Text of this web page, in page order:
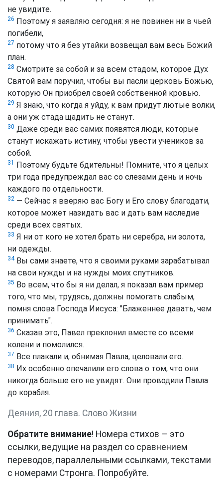
не увидите.
26 Поэтому я заявляю сегодня: я не повинен ни в чьей
погибели,
27 потому что я без утайки возвещал вам весь Божий
план.
28 Смотрите за собой и за всем стадом, которое Дух
Святой вам поручил, чтобы вы пасли церковь Божью,
которую Он приобрел своей собственной кровью.
29 Я знаю, что когда я уйду, к вам придут лютые волки,
а они уж стада щадить не станут.
30 Даже среди вас самих появятся люди, которые
станут искажать истину, чтобы увести учеников за
собой.
31
Поэтому будьте бдительны! Помните, что я целых
три года предупреждал вас со слезами день и ночь
каждого по отдельности.
32 — Сейчас я вверяю вас Богу и Его слову благодати,
которое может назидать вас и дать вам наследие
среди всех святых.
33 Я ни от кого не хотел брать ни серебра, ни золота,
ни одежды.
34Вы сами знаете, что я своими руками зарабатывал
на свои нужды и на нужды моих спутников.
35 Во всем, что бы я ни делал, я показал вам пример
того, что мы, трудясь, должны помогать слабым,
помня слова Господа Иисуса: "Блаженнее давать, чем
принимать".
36 Сказав это, Павел преклонил вместе со всеми
колени и помолился.
37 Все плакали и, обнимая Павла, целовали его.
38 Их особенно опечалили его слова о том, что они
никогда больше его не увидят. Они проводили Павла
до корабля.
Деяния, 20 глава. Слово Жизни
Обратите внимание! Номера стихов — это
ссылки, ведущие на раздел со сравнением
переводов, параллельными ссылками, текстами
с номерами Стронга. Попробуйте.